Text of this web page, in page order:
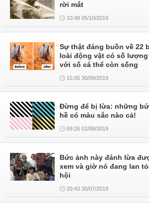
rời mắt
10:48 05/10/2019
Sự thật đáng buồn về 22
loài động vật có số
với số cá thể còn sống
15:05 30/09/2019
Đừng để bị lừa: những
hề có màu sắc nào cả!
09:26 02/08/2019
Bức ảnh này đánh lừa
xem và giờ nó đang lan
hội
20:43 30/07/2019